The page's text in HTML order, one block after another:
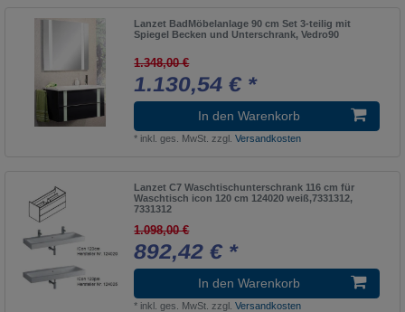
Lanzet BadMöbelanlage 90 cm Set 3-teilig mit
Spiegel Becken und Unterschrank, Vedro90
1.348,00 €
1.130,54 € *
In den Warenkorb
* inkl. ges. MwSt. zzgl.Versandkosten
Lanzet C7 Waschtischunterschrank 116 cm für
Waschtisch icon 120 cm 124020 weiß,7331312,
7331312
1.098,00 €
892,42 € *
In den Warenkorb
* inkl. ges. MwSt. zzgl.Versandkosten